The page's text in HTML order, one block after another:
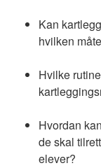
Kan
hvilken
Hvilke
Hvordan
de skal
elever?